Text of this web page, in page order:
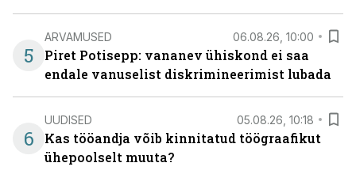
5
ARVAMUSED 06.08.26, 10:00
Piret Potisepp: vananev ühiskond ei saa
endale vanuselist diskrimineerimist lubada
6
UUDISED 05.08.26, 10:18
Kas tööandja võib kinnitatud töögraafikut
ühepoolselt muuta?